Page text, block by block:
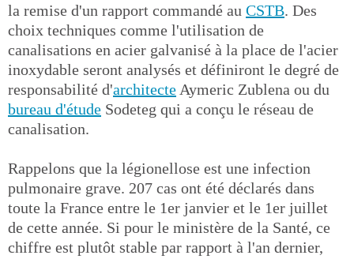
la remise d'un rapport commandé au CSTB. Des
choix techniques comme l'utilisation de
canalisations en acier galvanisé à la place de l'acier
inoxydable seront analysés et définiront le degré de
responsabilité d'architecte Aymeric Zublena ou du
bureau d'étude Sodeteg qui a conçu le réseau de
canalisation.
Rappelons que la légionellose est une infection
pulmonaire grave. 207 cas ont été déclarés dans
toute la France entre le 1er janvier et le 1er juillet
de cette année. Si pour le ministère de la Santé, ce
chiffre est plutôt stable par rapport à l'an dernier,